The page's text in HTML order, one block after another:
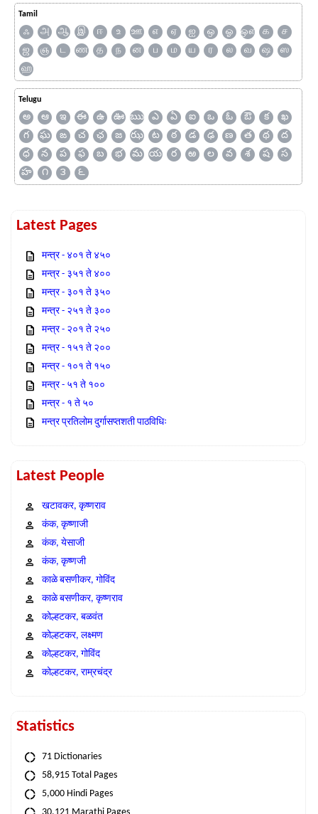
Tamil
ஃ அ ஆ இ ஈ உ ஊ எ ஏ ஐ ஒ ஓ ஔ க
ச
ஜ
ஞ ட ண த ந ன ப ம ய ர ல வ ஷ
ஸ
ஹ
Telugu
అ ఆ ఇ ఈ ఉ ఊ ఋ ఎ ఏ ఐ ఒ ఓ ఔ క
ఖ
గ
ఘ ఙ చ ఛ జ ఝ ట ఠ డ ఢ ణ త థ
ద
ధ
న ప ఫ బ భ మ య ర ఱ ల వ శ ష
స
హ
౧ ౩ ౬
Latest Pages
मन्त्र - ४०१ ते ४५०
मन्त्र - ३५१ ते ४००
मन्त्र - ३०१ ते ३५०
मन्त्र - २५१ ते ३००
मन्त्र - २०१ ते २५०
मन्त्र - १५१ ते २००
मन्त्र - १०१ ते १५०
मन्त्र - ५१ ते १००
मन्त्र - १ ते ५०
मन्त्र प्रतिलोम दुर्गासप्तशती पाठविधिः
Latest People
खटावकर, कृष्णराव
कंक, कृष्णाजी
कंक, येसाजी
कंक, कृष्णजी
काळे बसणीकर, गोविंद
काळे बसणीकर, कृष्णराव
कोल्हटकर, बळवंत
कोल्हटकर, लक्ष्मण
कोल्हटकर, गोविंद
कोल्हटकर, राम्रचंद्र
Statistics
71 Dictionaries
58,915 Total Pages
5,000 Hindi Pages